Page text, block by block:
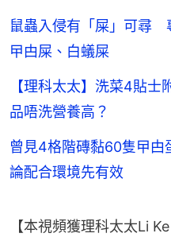
鼠蟲入侵有「屎」可尋
曱甴屎、白蟻屎
【理科太太】洗菜4貼
品唔洗營養高？
曾見4格階磚黏60隻曱
論配合環境先有效
【本視頻獲理科太太Li